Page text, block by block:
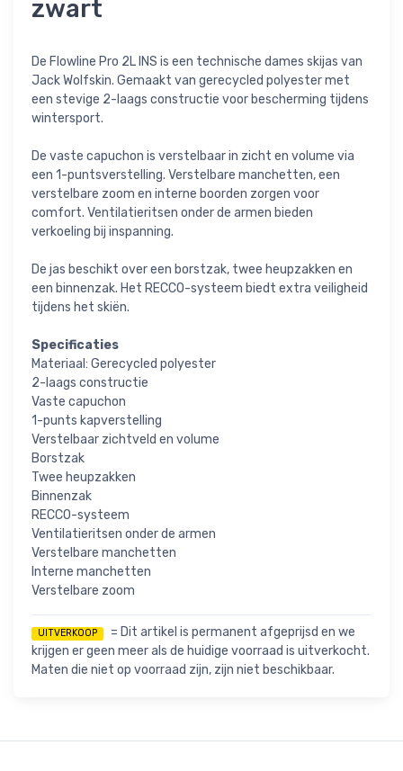
zwart
De Flowline Pro 2L INS is een technische dames skijas van
Jack Wolfskin. Gemaakt van gerecycled polyester met
een stevige 2-laags constructie voor bescherming tijdens
wintersport.
De vaste capuchon is verstelbaar in zicht en volume via
een 1-puntsverstelling. Verstelbare manchetten, een
verstelbare zoom en interne boorden zorgen voor
comfort. Ventilatieritsen onder de armen bieden
verkoeling bij inspanning.
De jas beschikt over een borstzak, twee heupzakken en
een binnenzak. Het RECCO-systeem biedt extra veiligheid
tijdens het skiën.
Specificaties
Materiaal: Gerecycled polyester
2-laags constructie
Vaste capuchon
1-punts kapverstelling
Verstelbaar zichtveld en volume
Borstzak
Twee heupzakken
Binnenzak
RECCO-systeem
Ventilatieritsen onder de armen
Verstelbare manchetten
Interne manchetten
Verstelbare zoom
UITVERKOOP
= Dit artikel is permanent afgeprijsd en we
krijgen er geen meer als de huidige voorraad is uitverkocht.
Maten die niet op voorraad zijn, zijn niet beschikbaar.